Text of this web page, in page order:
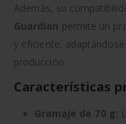
Además, su
Guardian permite un
y eficiente,
producción.
Características
Gramaje de 70 g: